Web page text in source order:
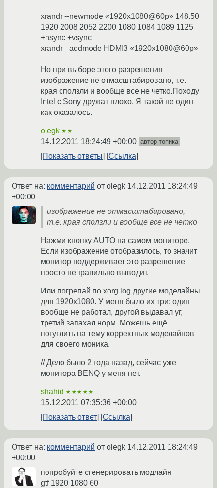
xrandr --newmode «1920x1080@60p» 148.50
1920 2008 2052 2200 1080 1084 1089 1125
+hsync +vsync
xrandr --addmode HDMI3 «1920x1080@60p»
Но при выборе этого разрешения
изображение не отмасштабировано, т.е.
края сползли и вообще все не четко.Походу
Intel с Sony дружат плохо. Я такой не один
как оказалось.
olegk ★★
14.12.2011 18:24:49 +00:00 автор топика
Показать ответы Ссылка
Ответ на: комментарий от olegk 14.12.2011 18:24:49
+00:00
изображение не отмасштабировано,
т.е. края сползли и вообще все не четко
Нажми кнопку AUTO на самом мониторе.
Если изображение отобразилось, то значит
монитор поддерживает это разрешение,
просто неправильно выводит.
Или погрепай по xorg.log другие моделайны
для 1920x1080. У меня было их три: один
вообще не работал, другой выдавал уг,
третий запахал норм. Можешь ещё
погуглить на тему корректных моделайнов
для своего моника.
// Дело было 2 года назад, сейчас уже
монитора BENQ у меня нет.
shahid ★★★★★
15.12.2011 07:35:36 +00:00
Показать ответ
Ссылка
Ответ на: комментарий от olegk 14.12.2011 18:24:49
+00:00
попробуйте сгенерировать модлайн
gtf 1920 1080 60